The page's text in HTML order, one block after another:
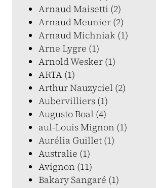
Arnaud Maisetti (2)
Arnaud Meunier (2)
Arnaud Michniak (1)
Arne Lygre (1)
Arnold Wesker (1)
ARTA (1)
Arthur Nauzyciel (2)
Aubervilliers (1)
Augusto Boal (4)
aul-Louis Mignon (1)
Aurélia Guillet (1)
Australie (1)
Avignon (11)
Bakary Sangaré (1)